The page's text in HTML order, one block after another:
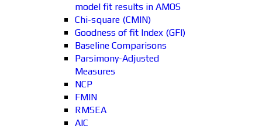
model fit results in AMOS
Chi-square (CMIN)
Goodness of fit Index (GFI)
Baseline Comparisons
Parsimony-Adjusted
Measures
NCP
FMIN
RMSEA
AIC